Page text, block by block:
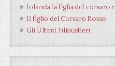
Jolanda la figlia del corsaro
Il figlio del Corsaro Rosso
Gli Ultimi Filibustieri